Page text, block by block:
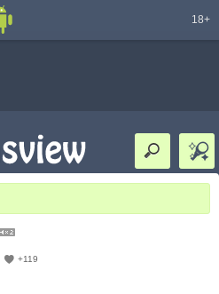
18+
+119